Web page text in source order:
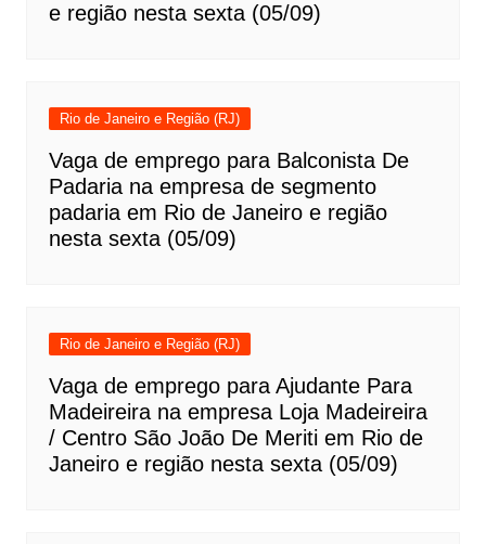
e região nesta sexta (05/09)
Rio de Janeiro e Região (RJ)
Vaga de emprego para Balconista De
Padaria na empresa de segmento
padaria em Rio de Janeiro e região
nesta sexta (05/09)
Rio de Janeiro e Região (RJ)
Vaga de emprego para Ajudante Para
Madeireira na empresa Loja Madeireira
/ Centro São João De Meriti em Rio de
Janeiro e região nesta sexta (05/09)